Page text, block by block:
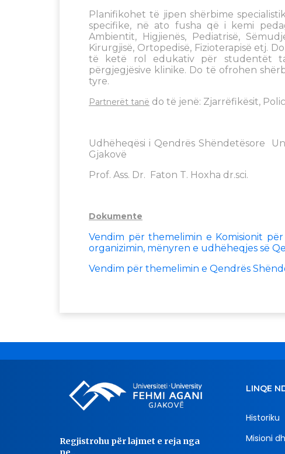
Planifikohet të jipen shërbime
specifike, në ato fusha që i kemi
Ambientit, Higjienës, Pediatrisë,
Kirurgjisë, Ortopedisë, Fizioterapisë etj.
të ketë rol edukativ për studentët
përgjegjësive klinike. Do të ofrohen
tyre.
Partnerët tanë do të jenë: Zjarrëfikësit,
Udhëheqësi i Qendrës Shëndetësore
Gjakovë
Prof. Ass. Dr. Faton T. Hoxha dr.sci.
Dokumente
Vendim për themelimin e Komisionit
organizimin, mënyren e udhëheqjes së
Vendim për themelimin e Qendrës
Regjistrohu për lajmet e reja nga
LINQE
Historiku
Misioni